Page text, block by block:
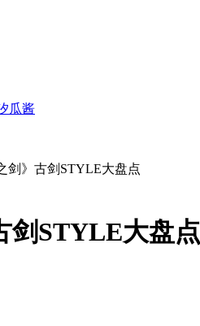
瓜酱
剑》古剑STYLE大盘点
剑STYLE大盘点